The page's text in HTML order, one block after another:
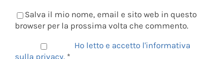
Salva il mio nome, email e sito web in questo
browser per la prossima volta che commento.
Ho letto e accetto l'informativa
sulla privacy. *